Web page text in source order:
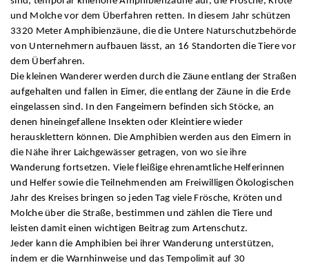
und Molche vor dem Überfahren retten. In diesem Jahr schützen
3320 Meter Amphibienzäune, die die Untere Naturschutzbehörde
von Unternehmern aufbauen lässt, an 16 Standorten die Tiere vor
dem Überfahren.
Die kleinen Wanderer werden durch die Zäune entlang der Straßen
aufgehalten und fallen in Eimer, die entlang der Zäune in die Erde
eingelassen sind. In den Fangeimern befinden sich Stöcke, an
denen hineingefallene Insekten oder Kleintiere wieder
herausklettern können. Die Amphibien werden aus den Eimern in
die Nähe ihrer Laichgewässer getragen, von wo sie ihre
Wanderung fortsetzen. Viele fleißige ehrenamtliche Helferinnen
und Helfer sowie die Teilnehmenden am Freiwilligen Ökologischen
Jahr des Kreises bringen so jeden Tag viele Frösche, Kröten und
Molche über die Straße, bestimmen und zählen die Tiere und
leisten damit einen wichtigen Beitrag zum Artenschutz.
Jeder kann die Amphibien bei ihrer Wanderung unterstützen,
indem er die Warnhinweise und das Tempolimit auf 30